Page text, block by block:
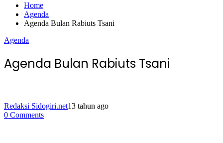
Home
Agenda
Agenda Bulan Rabiuts Tsani
Agenda
Agenda Bulan Rabiuts Tsani
Redaksi Sidogiri.net13 tahun ago
0 Comments